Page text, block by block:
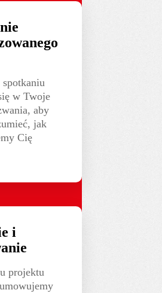
w Twoje
aby
jak
Cię
i
projektu